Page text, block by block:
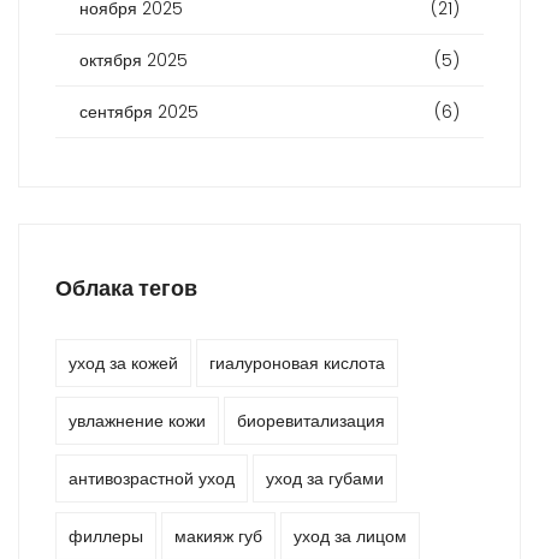
ноября 2025 (21)
октября 2025 (5)
сентября 2025 (6)
Облака тегов
уход за кожей гиалуроновая кислота
увлажнение кожи биоревитализация
антивозрастной уход уход за губами
филлеры макияж губ уход за лицом